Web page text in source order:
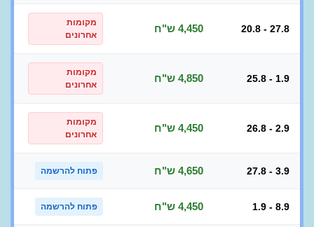
20.8 - 27.8 4,450 ש"ח
מקומות
אחרונים
25.8 - 1.9 4,850 ש"ח
מקומות
אחרונים
26.8 - 2.9 4,450 ש"ח
מקומות
אחרונים
27.8 - 3.9 4,650 ש"ח פתוח להרשמה
1.9 - 8.9 4,450 ש"ח פתוח להרשמה